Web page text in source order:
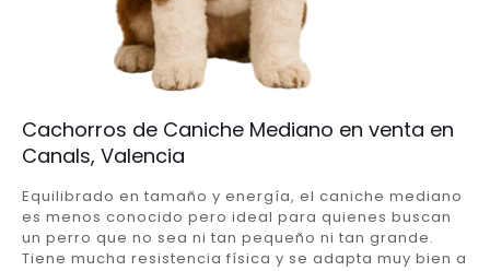
Cachorros de Caniche Mediano en venta en
Canals, Valencia
Equilibrado en tamaño y energía, el caniche mediano
es menos conocido pero ideal para quienes buscan
un perro que no sea ni tan pequeño ni tan grande.
Tiene mucha resistencia física y se adapta muy bien a